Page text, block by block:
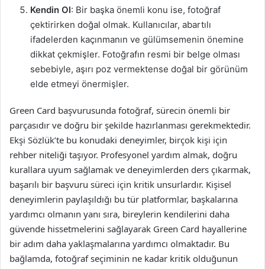
Kendin Ol: Bir başka önemli konu ise, fotoğraf
çektirirken doğal olmak. Kullanıcılar, abartılı
ifadelerden kaçınmanın ve gülümsemenin önemine
dikkat çekmişler. Fotoğrafın resmi bir belge olması
sebebiyle, aşırı poz vermektense doğal bir görünüm
elde etmeyi önermişler.
Green Card başvurusunda fotoğraf, sürecin önemli bir
parçasıdır ve doğru bir şekilde hazırlanması gerekmektedir.
Ekşi Sözlük’te bu konudaki deneyimler, birçok kişi için
rehber niteliği taşıyor. Profesyonel yardım almak, doğru
kurallara uyum sağlamak ve deneyimlerden ders çıkarmak,
başarılı bir başvuru süreci için kritik unsurlardır. Kişisel
deneyimlerin paylaşıldığı bu tür platformlar, başkalarına
yardımcı olmanın yanı sıra, bireylerin kendilerini daha
güvende hissetmelerini sağlayarak Green Card hayallerine
bir adım daha yaklaşmalarına yardımcı olmaktadır. Bu
bağlamda, fotoğraf seçiminin ne kadar kritik olduğunun